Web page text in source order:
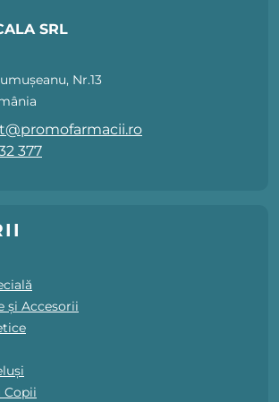
SRL
Nr.13
377
și Accesorii
Copii